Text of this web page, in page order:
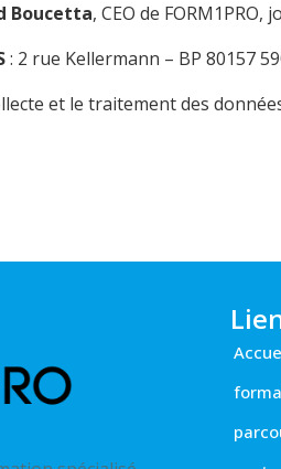
Boucetta, CEO de FORM1PRO,
: 2 rue Kellermann – BP 80157
et le traitement des